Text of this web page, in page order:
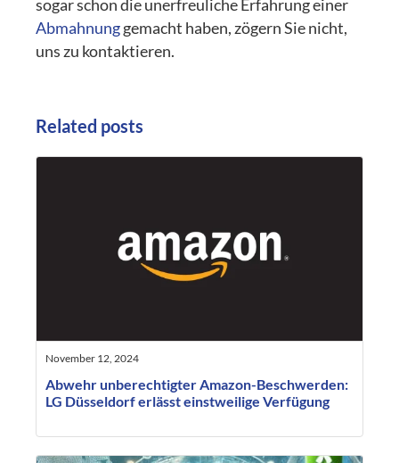
sogar schon die unerfreuliche Erfahrung einer
Abmahnunggemacht haben, zögern Sie nicht,
uns zu kontaktieren.
Related posts
November 12, 2024
Abwehr unberechtigter Amazon-Beschwerden:
LG Düsseldorf erlässt einstweilige Verfügung